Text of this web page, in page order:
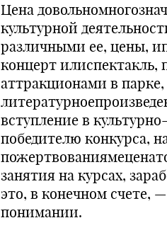
Цена
культурной
различными ее, цены,
концерт илиспектакль,
аттракционами в парке,
вступление в
победителю конкурса,
занятия на курсах,
это, в конечном счете,
понимании.